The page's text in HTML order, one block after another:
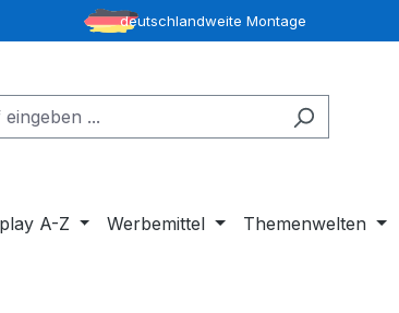
deutschlandweite Montage
A-Z Werbemittel Themenwelten